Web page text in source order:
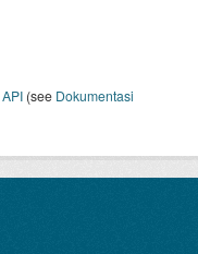
API (see Dokumentasi